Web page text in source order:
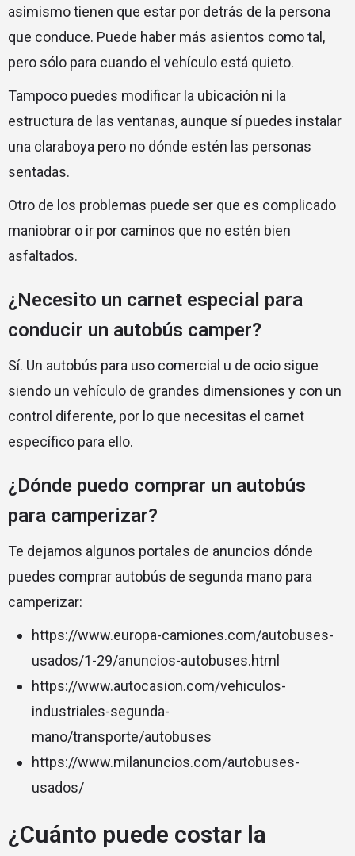
asimismo tienen que estar por detrás de la persona
que conduce. Puede haber más asientos como tal,
pero sólo para cuando el vehículo está quieto.
Tampoco puedes modificar la ubicación ni la
estructura de las ventanas, aunque sí puedes instalar
una claraboya pero no dónde estén las personas
sentadas.
Otro de los problemas puede ser que es complicado
maniobrar o ir por caminos que no estén bien
asfaltados.
¿Necesito un carnet especial para
conducir un autobús camper?
Sí. Un autobús para uso comercial u de ocio sigue
siendo un vehículo de grandes dimensiones y con un
control diferente, por lo que necesitas el carnet
específico para ello.
¿Dónde puedo comprar un autobús
para camperizar?
Te dejamos algunos portales de anuncios dónde
puedes comprar autobús de segunda mano para
camperizar:
https://www.europa-camiones.com/autobuses-
usados/1-29/anuncios-autobuses.html
https://www.autocasion.com/vehiculos-
industriales-segunda-
mano/transporte/autobuses
https://www.milanuncios.com/autobuses-
usados/
¿Cuánto puede costar la